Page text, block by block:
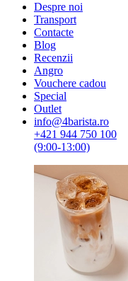
Despre noi
Transport
Contacte
Blog
Recenzii
Angro
Vouchere cadou
Special
Outlet
info@4barista.ro
+421 944 750 100
(9:00-13:00)